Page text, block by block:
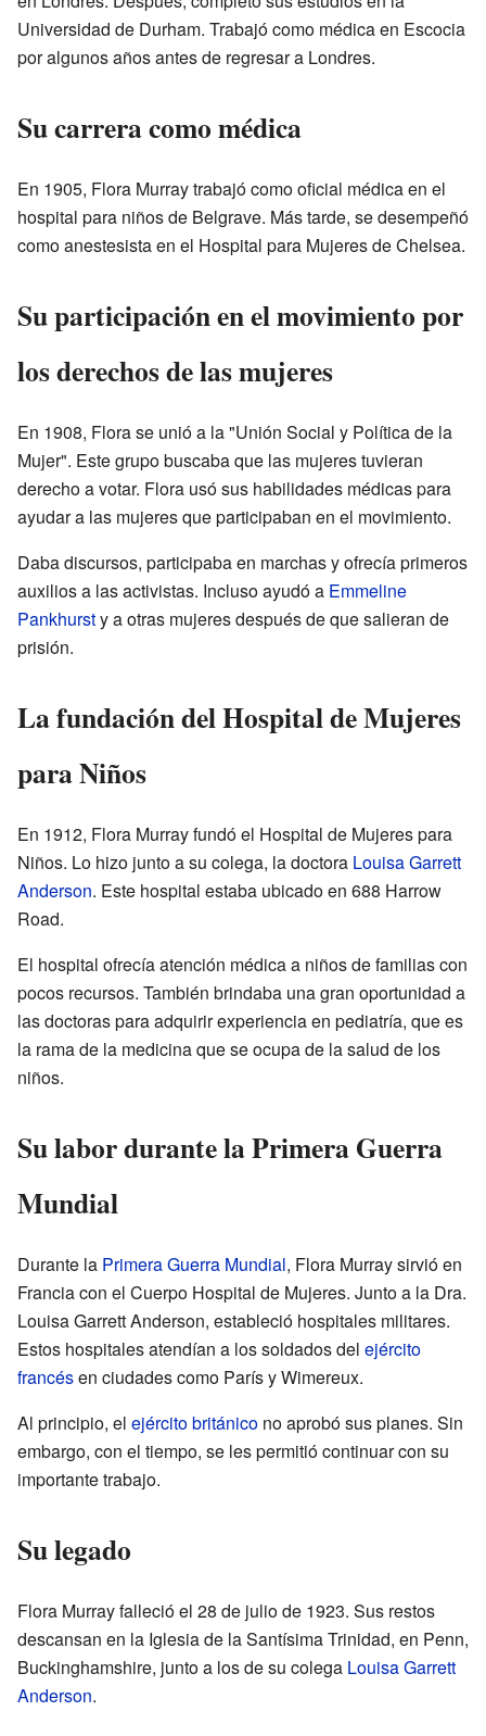
Universidad de Durham. Trabajó como médica en Escocia
por algunos años antes de regresar a Londres.
Su carrera como médica
En 1905, Flora Murray trabajó como oficial médica en el
hospital para niños de Belgrave. Más tarde, se desempeñó
como anestesista en el Hospital para Mujeres de Chelsea.
Su participación en el movimiento por
los derechos de las mujeres
En 1908, Flora se unió a la "Unión Social y Política de la
Mujer". Este grupo buscaba que las mujeres tuvieran
derecho a votar. Flora usó sus habilidades médicas para
ayudar a las mujeres que participaban en el movimiento.
Daba discursos, participaba en marchas y ofrecía primeros
auxilios a las activistas. Incluso ayudó a Emmeline
Pankhursty a otras mujeres después de que salieran de
prisión.
La fundación del Hospital de Mujeres
para Niños
En 1912, Flora Murray fundó el Hospital de Mujeres para
Niños. Lo hizo junto a su colega, la doctora Louisa Garrett
Anderson. Este hospital estaba ubicado en 688 Harrow
Road.
El hospital ofrecía atención médica a niños de familias con
pocos recursos. También brindaba una gran oportunidad a
las doctoras para adquirir experiencia en pediatría, que es
la rama de la medicina que se ocupa de la salud de los
niños.
Su labor durante la Primera Guerra
Mundial
Durante la Primera Guerra Mundial, Flora Murray sirvió en
Francia con el Cuerpo Hospital de Mujeres. Junto a la Dra.
Louisa Garrett Anderson, estableció hospitales militares.
Estos hospitales atendían a los soldados del ejército
francésen ciudades como París y Wimereux.
Al principio, el ejército británico no aprobó sus planes. Sin
embargo, con el tiempo, se les permitió continuar con su
importante trabajo.
Su legado
Flora Murray falleció el 28 de julio de 1923. Sus restos
descansan en la Iglesia de la Santísima Trinidad, en Penn,
Buckinghamshire, junto a los de su colega Louisa Garrett
Anderson.